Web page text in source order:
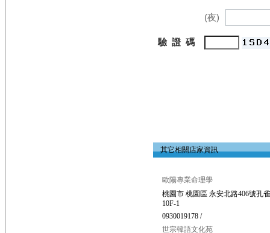
(夜)
驗 證 碼
其它相關店家資訊
歐陽專業命理學
桃園市 桃園區 永安北路406號孔
10F-1
0930019178 /
世宗韓語文化苑